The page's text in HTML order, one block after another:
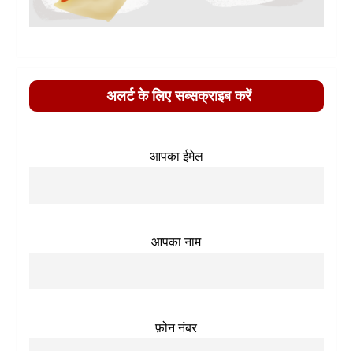
अलर्ट के लिए सब्सक्राइब करें
आपका ईमेल
आपका नाम
फ़ोन नंबर